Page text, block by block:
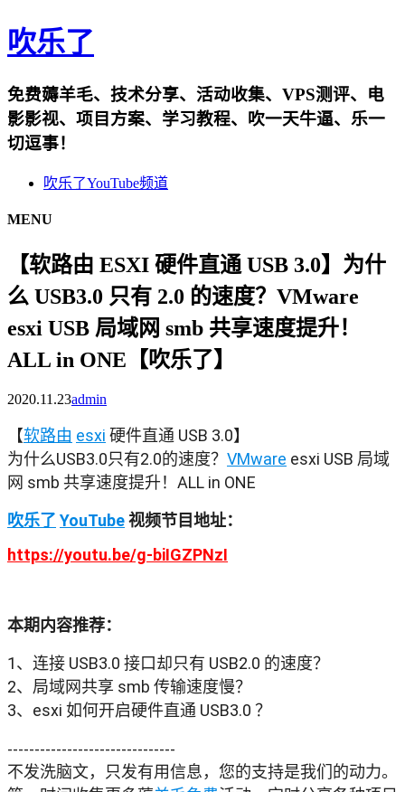
吹乐了
免费薅羊毛、技术分享、活动收集、VPS测评、电
影影视、项目方案、学习教程、吹一天牛逼、乐一
切逗事！
吹乐了YouTube频道
MENU
【软路由 ESXI 硬件直通 USB 3.0】为什
么 USB3.0 只有 2.0 的速度？VMware
esxi USB 局域网 smb 共享速度提升！
ALL in ONE【吹乐了】
2020.11.23admin
【软路由 esxi 硬件直通 USB 3.0】
为什么USB3.0只有2.0的速度？ VMware esxi USB 局域
网 smb 共享速度提升！ALL in ONE
吹乐了 YouTube 视频节目地址：
https://youtu.be/g-biIGZPNzI
本期内容推荐：
1、连接 USB3.0 接口却只有 USB2.0 的速度？
2、局域网共享 smb 传输速度慢？
3、esxi 如何开启硬件直通 USB3.0 ？
-------------------------------
不发洗脑文，只发有用信息，您的支持是我们的动力。